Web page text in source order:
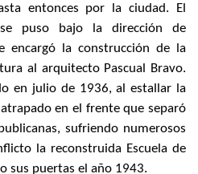
entonces por la ciudad. El
puso bajo la dirección de
encargó la construcción de la
al arquitecto Pascual Bravo.
en julio de 1936, al estallar la
en el frente que separó
sufriendo numerosos
la reconstruida Escuela de
sus puertas el año 1943.